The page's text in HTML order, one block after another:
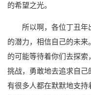
的希望之光。
所以啊，各位丁丑
的潜力，相信自己的未
的可能等待着你们去探
挑战，勇敢地去追求自己
有很多人都在默默地支